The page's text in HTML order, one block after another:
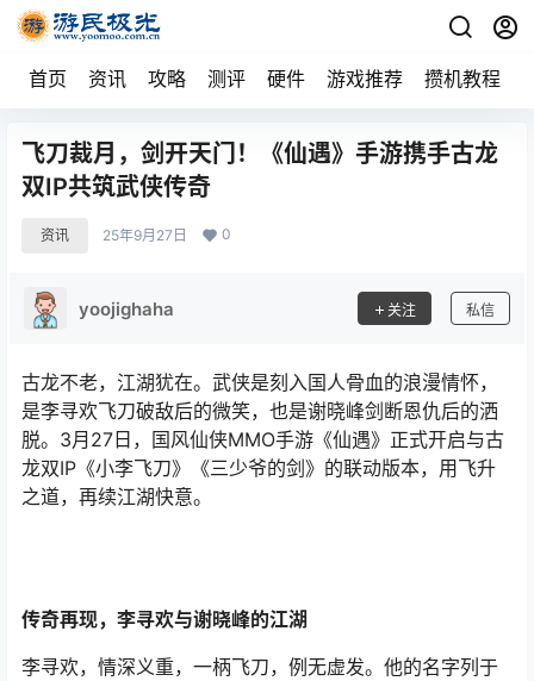
首页 资讯 攻略 测评 硬件 游戏推荐 攒机教程
飞刀裁月，剑开天门！《仙遇》手游携手古龙
双IP共筑武侠传奇
资讯 25年9月27日 0
yoojighaha 关注 私信
古龙不老，江湖犹在。武侠是刻入国人骨血的浪漫情怀，
是李寻欢飞刀破敌后的微笑，也是谢晓峰剑断恩仇后的洒
脱。3月27日，国风仙侠MMO手游《仙遇》正式开启与古
龙双IP《小李飞刀》《三少爷的剑》的联动版本，用飞升
之道，再续江湖快意。
传奇再现，李寻欢与谢晓峰的江湖
李寻欢，情深义重，一柄飞刀，例无虚发。他的名字列于